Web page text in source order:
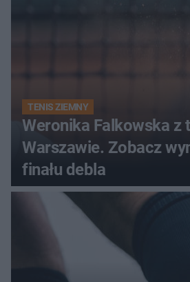
TENIS ZIEMNY
Weronika Falkowska z
Warszawie. Zobacz
finału debla